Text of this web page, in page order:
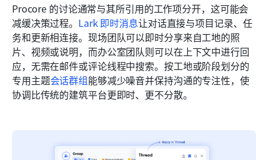
Procore 的讨论通常与其所引用的工作项分开，这可能会
减缓决策过程。 Lark 即时消息让对话直接与项目记录、任
务和更新相连接。现场团队可以即时分享来自工地的照
片、视频或说明，而办公室团队则可以在上下文中进行回
应，无需在邮件或评论线程中搜索。按工地或阶段划分的
专用主题会话群组能够减少噪音并保持沟通的专注性，使
协调比传统的建筑平台更即时、更不分散。